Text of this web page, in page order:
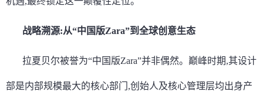
战略溯源:从“中国版Zara”到全球创意生态
拉夏贝尔被誉为“中国版Zara”并非偶然。巅峰时期,其设计
部是内部规模最大的核心部门,创始人及核心管理层均出身产